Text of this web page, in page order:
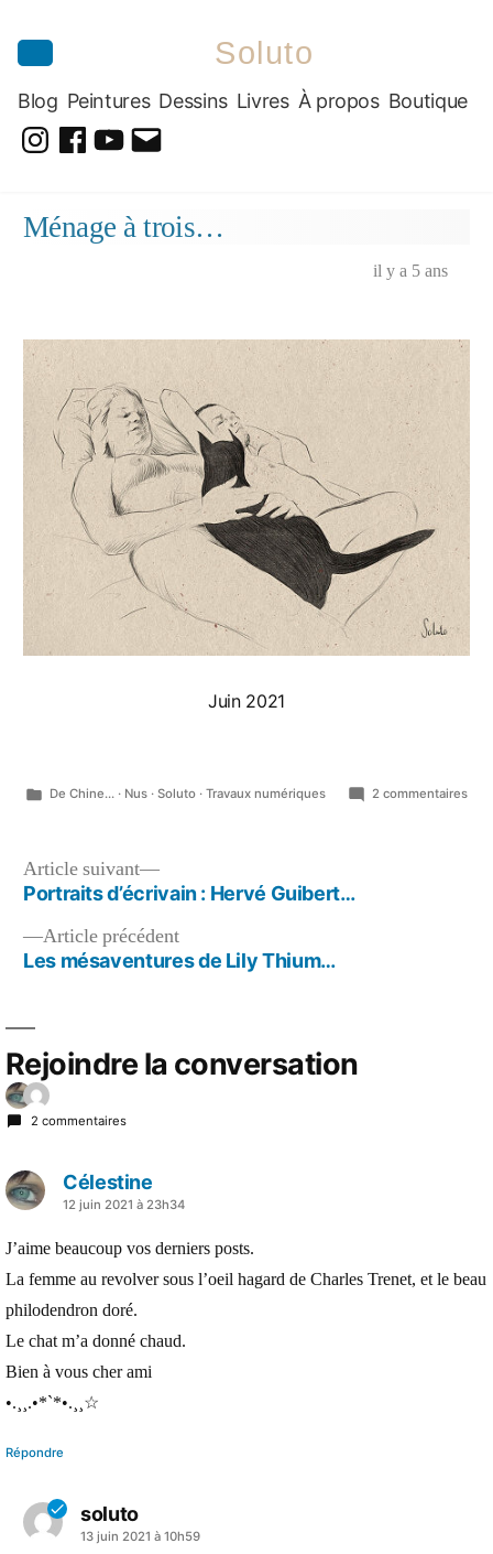
Soluto
Blog Peintures Dessins Livres À propos Boutique
Dessins
Ménage à trois…
il y a 5 ans
Juin 2021
Publié
De Chine...· Nus· Soluto· Travaux numériques 2 commentairessur
Navigation
de
l’article
Article précédentArticle
précédent :
Les mésaventures de Lily Thium…
Article suivant
Article
suivant :
Portraits d’écrivain : Hervé Guibert…
Rejoindre la conversation
2 commentaires
Célestine
a
12 juin 2021 à 23h34
J’aime beaucoup vos derniers posts.
La femme au revolver sous l’oeil hagard de Charles Trenet, et le beau
philodendron doré.
Le chat m’a donné chaud.
Bien à vous cher ami
•.¸¸.•*`*•.¸¸☆
Répondre
soluto
a13 juin 2021 à 10h59